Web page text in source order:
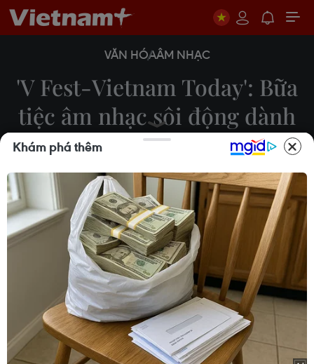
VĂN HÓAÂM NHẠC
'V Fest-Vietnam Today': Bữa
tiệc âm nhạc sôi động dành
tặng 20.000 khán giả
Minh Thu
20/09/2025 14:52
Tối 20/9, đại nhạc hội “V Fest-Vietnam Today” do
Đài Truyền hình Việt Nam (VTV) tổ chức đã diễn ra
tại Trung tâm Triển lãm Quốc gia (Đông Anh, Hà
Khám phá thêm